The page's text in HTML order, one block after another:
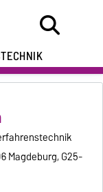
Magdeburg, G25-